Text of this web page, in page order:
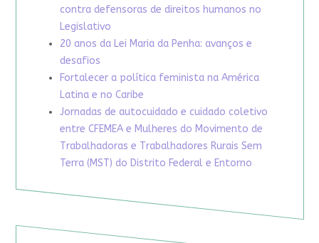
contra defensoras de direitos humanos no
Legislativo
20 anos da Lei Maria da Penha: avanços e
desafios
Fortalecer a política feminista na América
Latina e no Caribe
Jornadas de autocuidado e cuidado coletivo
entre CFEMEA e Mulheres do Movimento de
Trabalhadoras e Trabalhadores Rurais Sem
Terra (MST) do Distrito Federal e Entorno